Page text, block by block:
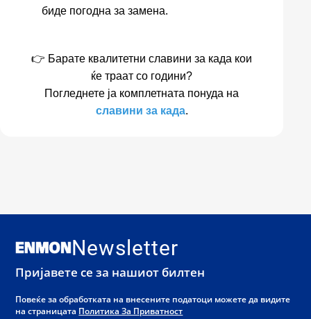
биде погодна за замена.
👉 Барате квалитетни славини за када кои
ќе траат со години?
Погледнете ја комплетната понуда на
славини за када.
Newsletter
Пријавете се за нашиот билтен
Повеќе за обработката на внесените податоци можете да видите
на страницата Политика За Приватност